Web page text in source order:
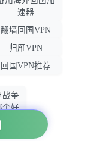
速器
翻墙回国VPN
归雁VPN
回国VPN推荐
战争
个好